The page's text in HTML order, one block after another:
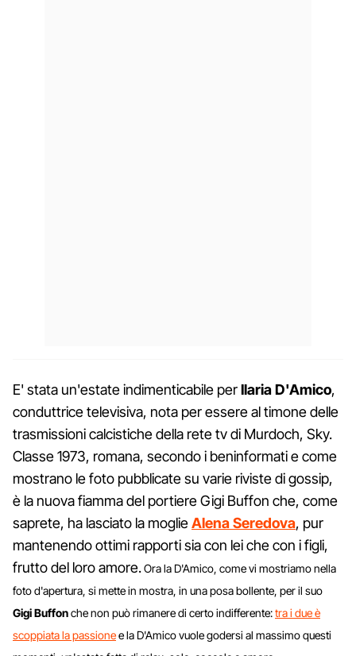
E' stata un'estate indimenticabile perIlaria D'Amico,
conduttrice televisiva, nota per essere al timone delle
trasmissioni calcistiche della rete tv di Murdoch, Sky.
Classe 1973, romana, secondo i beninformati e come
mostrano le foto pubblicate su varie riviste di gossip,
è la nuova fiamma del portiere Gigi Buffon che, come
saprete, ha lasciato la moglieAlena Seredova, pur
mantenendo ottimi rapporti sia con lei che con i figli,
frutto del loro amore.Ora la D'Amico, come vi mostriamo nella
foto d'apertura, si mette in mostra, in una posa bollente, per il suo
Gigi Buffonche non può rimanere di certo indifferente:tra i due è
scoppiata la passionee la D'Amico vuole godersi al massimo questi